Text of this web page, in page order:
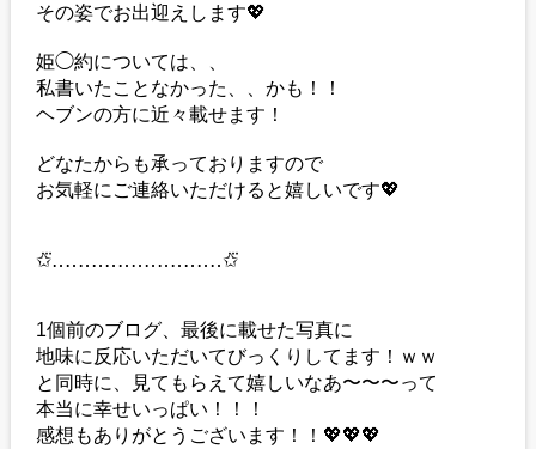
その姿でお出迎えします💖
姫◯約については、、
私書いたことなかった、、かも！！
ヘブンの方に近々載せます！
どなたからも承っておりますので
お気軽にご連絡いただけると嬉しいです💖
✩⃛‥‥‥‥‥‥‥‥‥‥‥‥‥✩⃛
1個前のブログ、最後に載せた写真に
地味に反応いただいてびっくりしてます！ｗｗ
と同時に、見てもらえて嬉しいなあ〜〜〜って
本当に幸せいっぱい！！！
感想もありがとうございます！！💖💖💖